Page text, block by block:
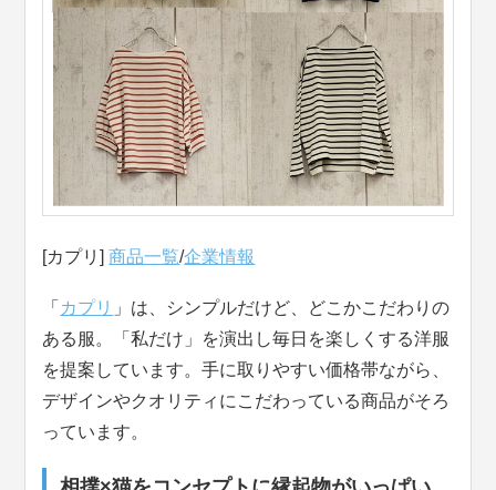
[カプリ]商品一覧/企業情報
「 カプリ 」は、シンプルだけど、どこかこだわりの
ある服。「私だけ」を演出し毎日を楽しくする洋服
を提案しています。手に取りやすい価格帯ながら、
デザインやクオリティにこだわっている商品がそろ
っています。